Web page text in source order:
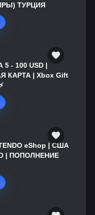
ТУРЦИЯ
5 - 100 USD |
КАРТА | Xbox Gift
eShop | США
| ПОПОЛНЕНИЕ